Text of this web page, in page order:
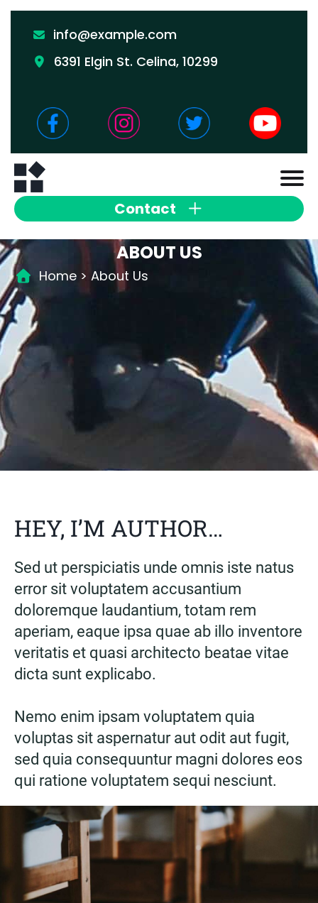
info@example.com
6391 Elgin St. Celina, 10299
Contact
ABOUT US
Home > About Us
HEY, I’M AUTHOR…
Sed ut perspiciatis unde omnis iste natus
error sit voluptatem accusantium
doloremque laudantium, totam rem
aperiam, eaque ipsa quae ab illo inventore
veritatis et quasi architecto beatae vitae
dicta sunt explicabo.
Nemo enim ipsam voluptatem quia
voluptas sit aspernatur aut odit aut fugit,
sed quia consequuntur magni dolores eos
qui ratione voluptatem sequi nesciunt.